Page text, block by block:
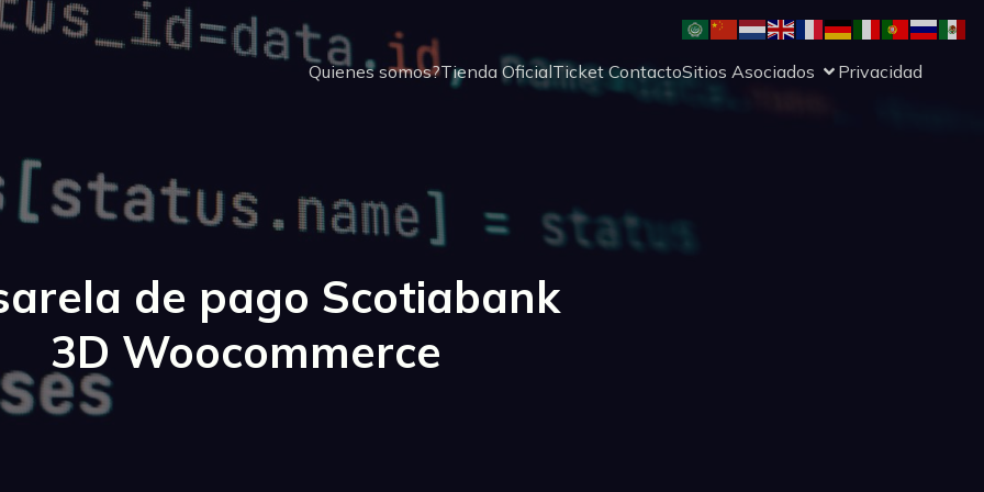
Quienes somos?Tienda OficialTicket ContactoSitios Asociados Privacidad
de pago Scotiabank
3D Woocommerce